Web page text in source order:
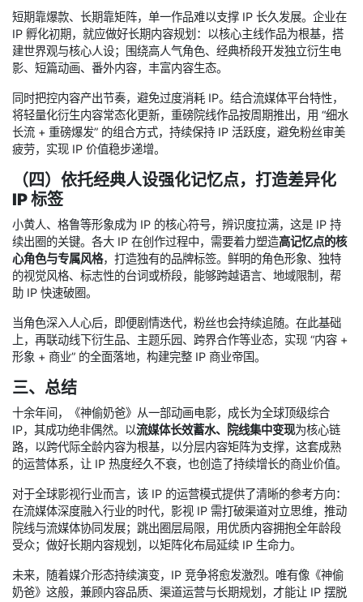
短期靠爆款、长期靠矩阵，单一作品难以支撑 IP 长久发展。企业在
IP 孵化初期，就应做好长期内容规划：以核心主线作品为根基，搭
建世界观与核心人设；围绕高人气角色、经典桥段开发独立衍生电
影、短篇动画、番外内容，丰富内容生态。
同时把控内容产出节奏，避免过度消耗 IP。结合流媒体平台特性，
将轻量化衍生内容常态化更新，重磅院线作品按周期推出，用 “细水
长流 + 重磅爆发” 的组合方式，持续保持 IP 活跃度，避免粉丝审美
疲劳，实现 IP 价值稳步递增。
（四）依托经典人设强化记忆点，打造差异化
IP 标签
小黄人、格鲁等形象成为 IP 的核心符号，辨识度拉满，这是 IP 持
续出圈的关键。各大 IP 在创作过程中，需要着力塑造高记忆点的核
心角色与专属风格，打造独有的品牌标签。鲜明的角色形象、独特
的视觉风格、标志性的台词或桥段，能够跨越语言、地域限制，帮
助 IP 快速破圈。
当角色深入人心后，即便剧情迭代，粉丝也会持续追随。在此基础
上，再联动线下衍生品、主题乐园、跨界合作等业态，实现 “内容 +
形象 + 商业” 的全面落地，构建完整 IP 商业帝国。
三、总结
十余年间，《神偷奶爸》从一部动画电影，成长为全球顶级综合
IP，其成功绝非偶然。以流媒体长效蓄水、院线集中变现为核心链
路，以跨代际全龄内容为根基，以分层内容矩阵为支撑，这套成熟
的运营体系，让 IP 热度经久不衰，也创造了持续增长的商业价值。
对于全球影视行业而言，该 IP 的运营模式提供了清晰的参考方向：
在流媒体深度融入行业的时代，影视 IP 需打破渠道对立思维，推动
院线与流媒体协同发展；跳出圈层局限，用优质内容拥抱全年龄段
受众；做好长期内容规划，以矩阵化布局延续 IP 生命力。
未来，随着媒介形态持续演变，IP 竞争将愈发激烈。唯有像《神偷
奶爸》这般，兼顾内容品质、渠道运营与长期规划，才能让 IP 摆脱